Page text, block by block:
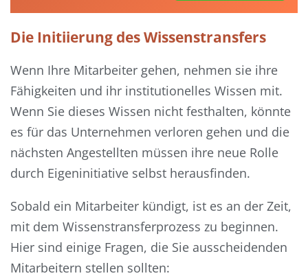
Die Initiierung des Wissenstransfers
Wenn Ihre Mitarbeiter gehen, nehmen sie ihre
Fähigkeiten und ihr institutionelles Wissen mit.
Wenn Sie dieses Wissen nicht festhalten, könnte
es für das Unternehmen verloren gehen und die
nächsten Angestellten müssen ihre neue Rolle
durch Eigeninitiative selbst herausfinden.
Sobald ein Mitarbeiter kündigt, ist es an der Zeit,
mit dem Wissenstransferprozess zu beginnen.
Hier sind einige Fragen, die Sie ausscheidenden
Mitarbeitern stellen sollten: